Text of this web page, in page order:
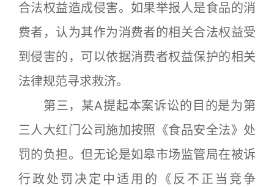
合法权益造成侵害。如果举报人是食品的消
费者，认为其作为消费者的相关合法权益受
到侵害的，可以依据消费者权益保护的相关
法律规范寻求救济。
第三，某A提起本案诉讼的目的是为第
三人大红门公司施加按照《食品安全法》处
罚的负担。但无论是如皋市场监管局在被诉
行政处罚决定中适用的《反不正当竞争